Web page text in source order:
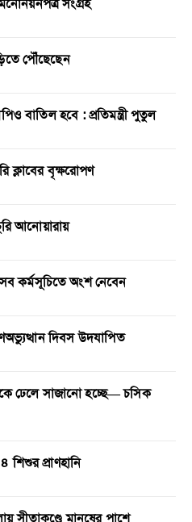
পৌঁছেছেন
বাতিল হবে : প্রতিমন্ত্রী পুতুল
ক্লাবের বৃক্ষরোপণ
আনোয়ারায়
কর্মসূচিতে অংশ নেবেন
দিবস উদযাপিত
ঢেলে সাজানো হচ্ছে— চসিক
প্রাণহানি
সীতাকুণ্ডে মানুষের পাশে